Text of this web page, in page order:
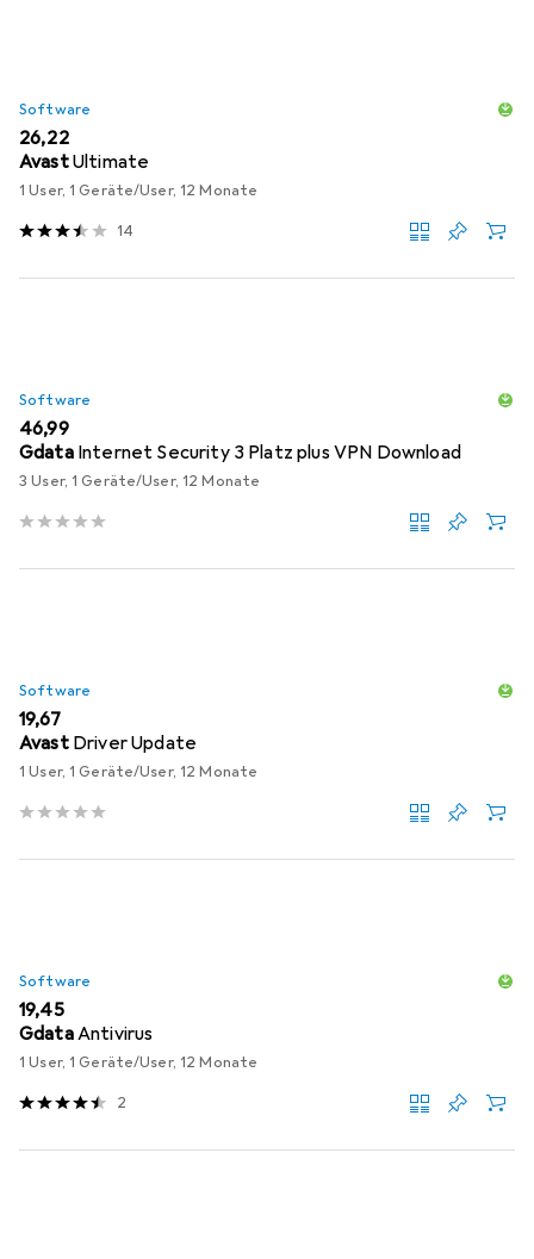
Software
EUR
26,22
AvastUltimate
1 User, 1 Geräte/User, 12 Monate
14
Software
EUR
46,99
Gdata Internet Security 3 Platz plus VPN Download
3 User, 1 Geräte/User, 12 Monate
Software
EUR
19,67
Avast Driver Update
1 User, 1 Geräte/User, 12 Monate
Software
EUR
19,45
GdataAntivirus
1 User, 1 Geräte/User, 12 Monate
2